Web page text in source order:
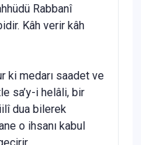
Rabbanî
Kâh verir kâh
ki medarı saadet ve
sa’y-i helâli, bir
dua bilerek
o ihsanı kabul